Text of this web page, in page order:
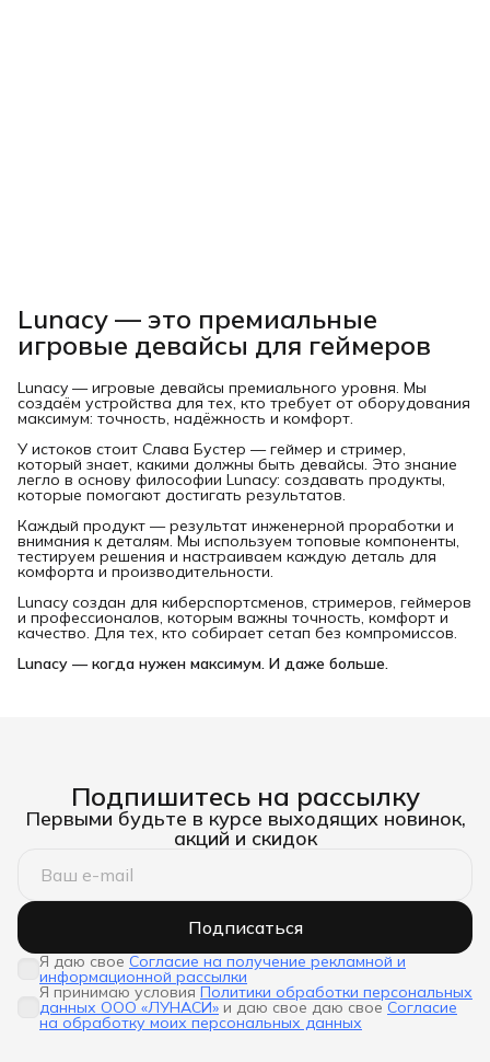
Lunacy — это премиальные
игровые девайсы для геймеров
Lunacy — игровые девайсы премиального уровня. Мы
создаём устройства для тех, кто требует от оборудования
максимум: точность, надёжность и комфорт.
У истоков стоит Слава Бустер — геймер и стример,
который знает, какими должны быть девайсы. Это знание
легло в основу философии Lunacy: создавать продукты,
которые помогают достигать результатов.
Каждый продукт — результат инженерной проработки и
внимания к деталям. Мы используем топовые компоненты,
тестируем решения и настраиваем каждую деталь для
комфорта и производительности.
Lunacy создан для киберспортсменов, стримеров, геймеров
и профессионалов, которым важны точность, комфорт и
качество. Для тех, кто собирает сетап без компромиссов.
Lunacy — когда нужен максимум. И даже больше.
Подпишитесь на рассылку
Первыми будьте в курсе выходящих новинок,
акций и скидок
Подписаться
Я даю свое Согласие на получение рекламной и
информационной рассылки
Я принимаю условия Политики обработки персональных
данных ООО «ЛУНАСИ» и даю свое даю свое Согласие
на обработку моих персональных данных